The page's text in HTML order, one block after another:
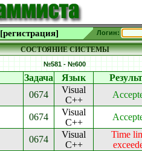
[регистрация] Логин:
СОСТОЯНИЕ СИСТЕМЫ
№581 - №600
Задача Язык
0674
Visual
C++
0674
Visual
C++
0674
Visual
C++
Time